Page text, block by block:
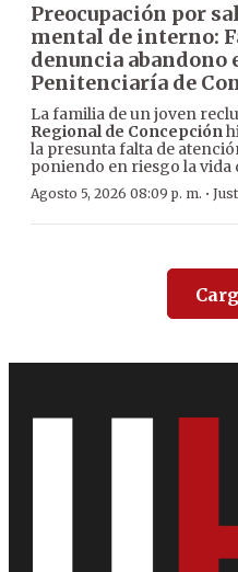
Preocupación por
mental de interno:
denuncia abandono
Penitenciaría de
La familia de un joven
Regional de Concepción
la presunta falta de
poniendo en riesgo la vida
Agosto 5, 2026 08:09 p. m. ·